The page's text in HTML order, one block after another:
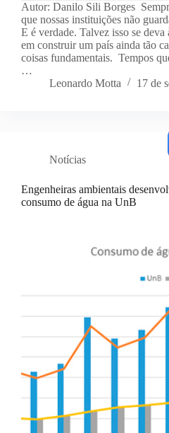
Autor: Danilo Sili Borges
que nossas instituições não
E é verdade. Talvez isso se deva
em construir um país ainda tão
coisas fundamentais. Tempos
…
Leonardo Motta
17 de
Notícias
Engenheiras ambientais
consumo de água na UnB